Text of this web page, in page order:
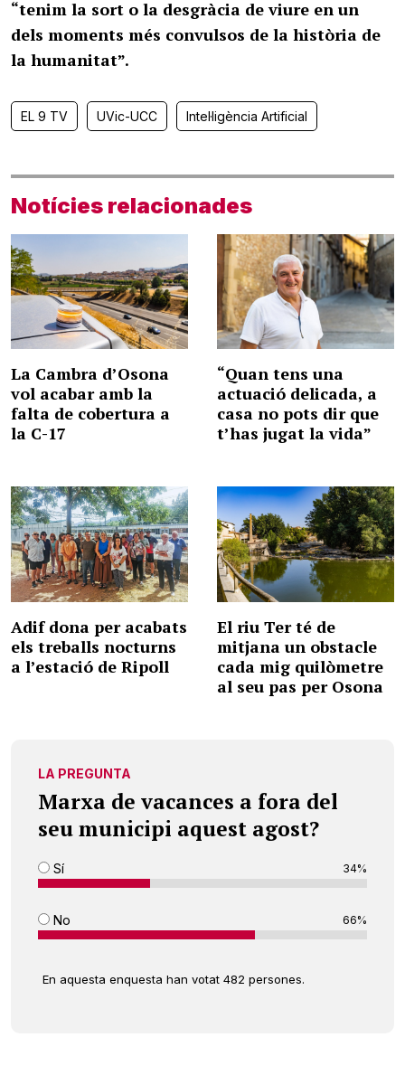
“tenim la sort o la desgràcia de viure en un
dels moments més convulsos de la història de
la humanitat”.
EL 9 TV UVic-UCC Intel·ligència Artificial
Notícies relacionades
La Cambra d’Osona
vol acabar amb la
falta de cobertura a
la C-17
“Quan tens una
actuació delicada, a
casa no pots dir que
t’has jugat la vida”
Adif dona per acabats
els treballs nocturns
a l’estació de Ripoll
El riu Ter té de
mitjana un obstacle
cada mig quilòmetre
al seu pas per Osona
LA PREGUNTA
Marxa de vacances a fora del
seu municipi aquest agost?
Sí 34%
No 66%
En aquesta enquesta han votat 482 persones.